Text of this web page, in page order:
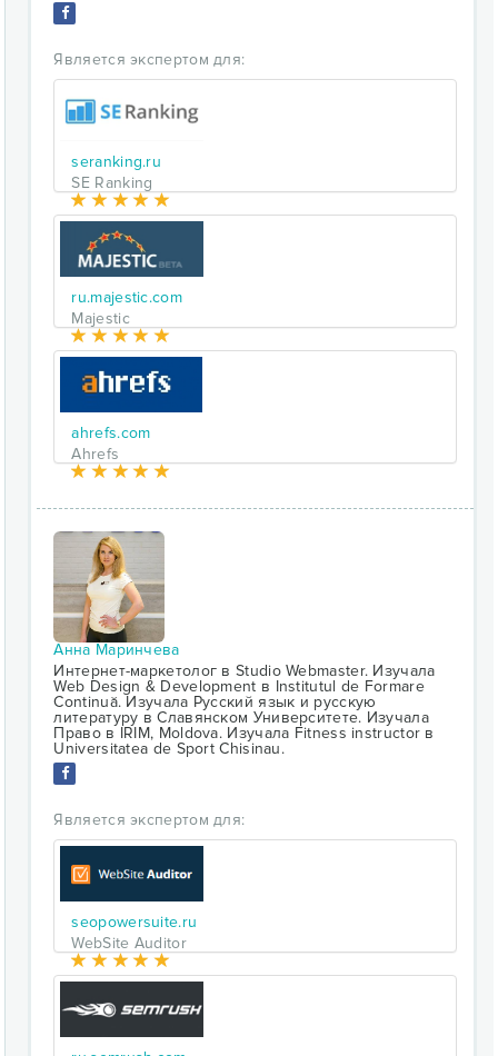
Является экспертом для:
seranking.ru
SE Ranking
ru.majestic.com
Majestic
ahrefs.com
Ahrefs
Анна Маринчева
Интернет-маркетолог в Studio Webmaster. Изучала
Web Design & Development в Institutul de Formare
Continuă. Изучала Русский язык и русскую
литературу в Славянском Университете. Изучала
Право в IRIM, Moldova. Изучала Fitness instructor в
Universitatea de Sport Chisinau.
Является экспертом для:
seopowersuite.ru
WebSite Auditor